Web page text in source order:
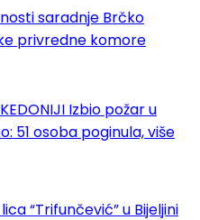
saradnje Brčko
privredne komore
Izbio požar u
51 osoba poginula, više
“Trifunčević” u Bijeljini